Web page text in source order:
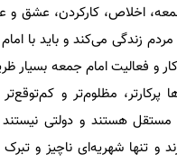
اخلاص، کارکردن، عشق و
زندگی می‌کند و باید با
و فعالیت امام جمعه بسیار
پرکارتر، مظلوم‌تر و
هستند و دولتی نیستند
و تنها شهریه‌ای ناچیز و